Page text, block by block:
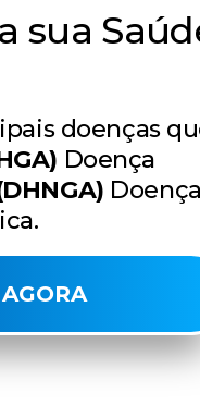
sua
doenças
Doença
Doença